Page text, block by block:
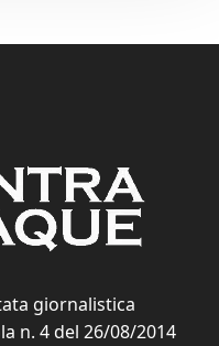
giornalistica
n. 4 del 26/08/2014